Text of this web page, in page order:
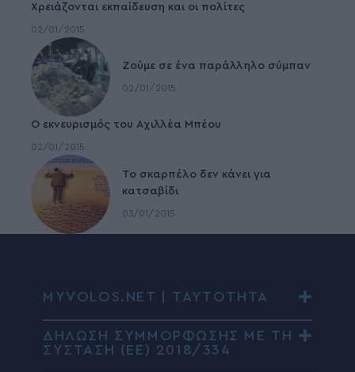
Χρειάζονται εκπαίδευση και οι πολίτες
02/01/2015
Ζούμε σε ένα παράλληλο σύμπαν
02/01/2015
Ο εκνευρισμός του Αχιλλέα Μπέου
02/01/2015
To σκαρπέλο δεν κάνει για
κατσαβίδι
03/01/2015
MYVOLOS.NET | ΤΑΥΤΟΤΗΤΑ
ΔΗΛΩΣΗ ΣΥΜΜΟΡΦΩΣΗΣ ΜΕ ΤΗ
ΣΥΣΤΑΣΗ (ΕΕ) 2018/334